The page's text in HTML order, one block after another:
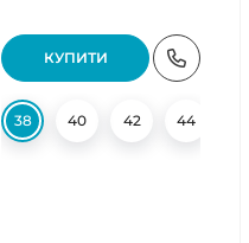
46 48
КУПИТИ
38 40 42 44